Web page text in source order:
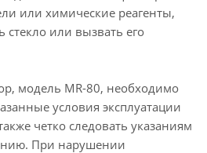
или химические реагенты,
стекло или вызвать его
модель MR-80, необходимо
условия эксплуатации
четко следовать указаниям
При нарушении